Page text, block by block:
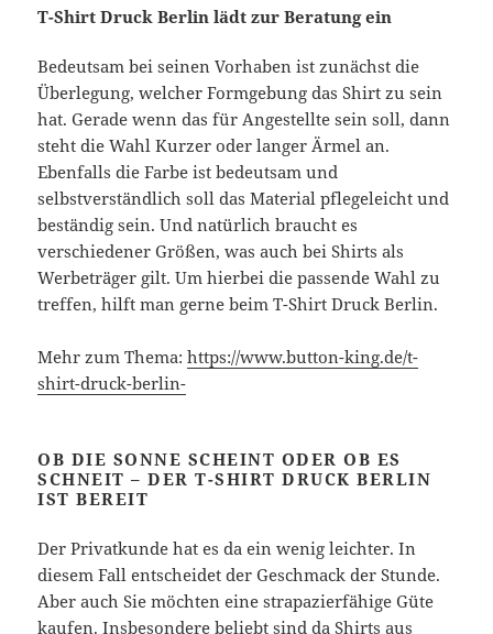
T-Shirt Druck Berlin lädt zur Beratung ein
Bedeutsam bei seinen Vorhaben ist zunächst die
Überlegung, welcher Formgebung das Shirt zu sein
hat. Gerade wenn das für Angestellte sein soll, dann
steht die Wahl Kurzer oder langer Ärmel an.
Ebenfalls die Farbe ist bedeutsam und
selbstverständlich soll das Material pflegeleicht und
beständig sein. Und natürlich braucht es
verschiedener Größen, was auch bei Shirts als
Werbeträger gilt. Um hierbei die passende Wahl zu
treffen, hilft man gerne beim T-Shirt Druck Berlin.
Mehr zum Thema:https://www.button-king.de/t-
shirt-druck-berlin-
OB DIE SONNE SCHEINT ODER OB ES
SCHNEIT – DER T-SHIRT DRUCK BERLIN
IST BEREIT
Der Privatkunde hat es da ein wenig leichter. In
diesem Fall entscheidet der Geschmack der Stunde.
Aber auch Sie möchten eine strapazierfähige Güte
kaufen. Insbesondere beliebt sind da Shirts aus